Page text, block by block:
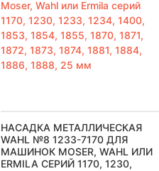
НАСАДКА МЕТАЛЛИЧЕСКАЯ
WAHL №8 1233-7170 ДЛЯ
МАШИНОК MOSER, WAHL ИЛИ
ERMILA СЕРИЙ 1170, 1230,